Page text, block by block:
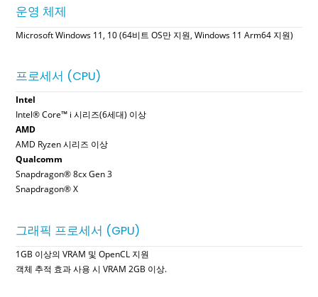
운영 체제
Microsoft Windows 11, 10 (64비트 OS만 지원, Windows 11 Arm64 지원)
프로세서 (CPU)
Intel
Intel® Core™ i 시리즈(6세대) 이상
AMD
AMD Ryzen 시리즈 이상
Qualcomm
Snapdragon® 8cx Gen 3
Snapdragon® X
그래픽 프로세서 (GPU)
1GB 이상의 VRAM 및 OpenCL 지원
객체 추적 효과 사용 시 VRAM 2GB 이상.